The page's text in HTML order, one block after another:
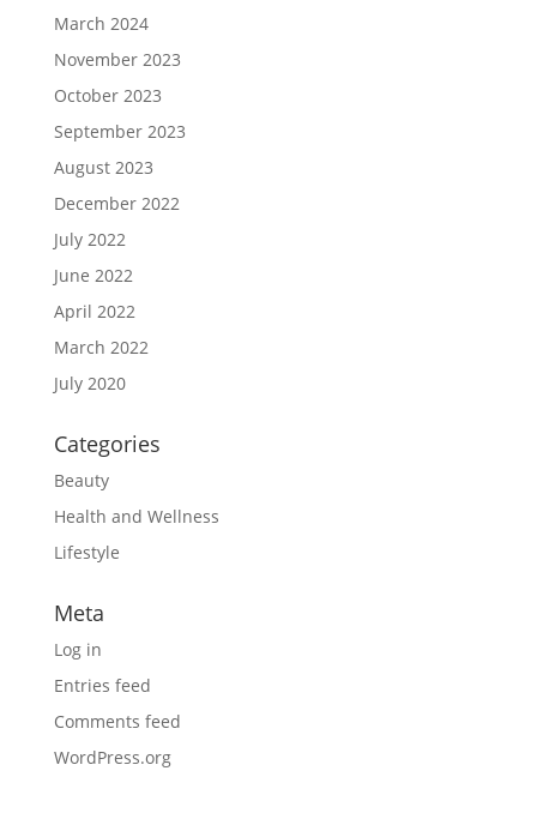
March 2024
November 2023
October 2023
September 2023
August 2023
December 2022
July 2022
June 2022
April 2022
March 2022
July 2020
Categories
Beauty
Health and Wellness
Lifestyle
Meta
Log in
Entries feed
Comments feed
WordPress.org